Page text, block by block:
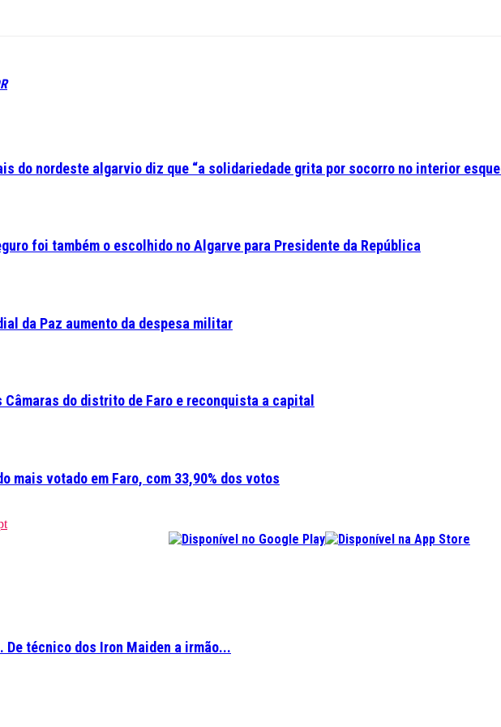
do nordeste algarvio diz que “a solidariedade grita por socorro no interior
foi também o escolhido no Algarve para Presidente da República
da Paz aumento da despesa militar
do distrito de Faro e reconquista a capital
mais votado em Faro, com 33,90% dos votos
De técnico dos Iron Maiden a irmão...